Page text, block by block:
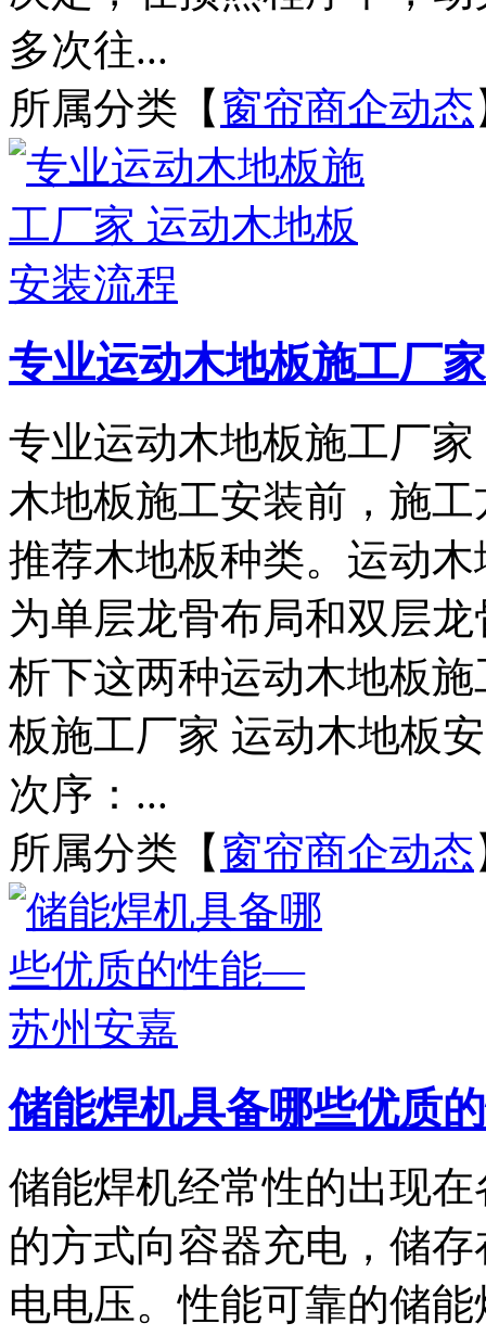
多次往...
所属分类【 窗帘商企动态
专业运动木地板施工厂
专业运动木地板施工
木地板施工安装前，施
推荐木地板种类。运动
为单层龙骨布局和双层
析下这两种运动木地板
板施工厂家 运动木地板
次序：...
所属分类【 窗帘商企动态
储能焊机具备哪些优质
储能焊机经常性的出现
的方式向容器充电，储
电电压。性能可靠的储